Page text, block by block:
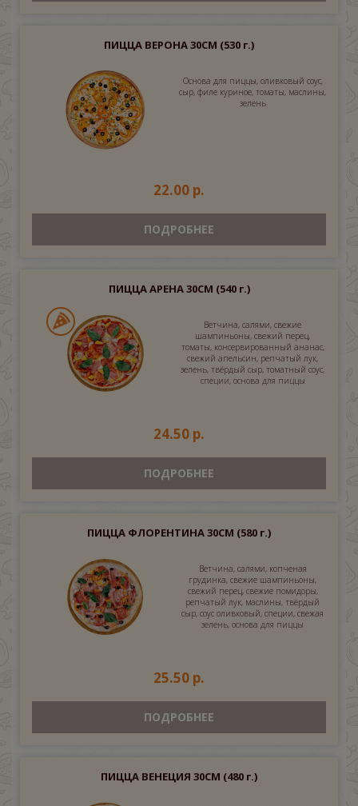
ПИЦЦА ВЕРОНА 30СМ (530 г.)
Основа для пиццы, оливковый соус,
сыр, филе куриное, томаты, маслины,
зелень
22.00 р.
ПОДРОБНЕЕ
ПИЦЦА АРЕНА 30СМ (540 г.)
Ветчина, салями, свежие
шампиньоны, свежий перец,
томаты, консервированный ананас,
свежий апельсин, репчатый лук,
зелень, твёрдый сыр, томатный соус,
специи, основа для пиццы
24.50 р.
ПОДРОБНЕЕ
ПИЦЦА ФЛОРЕНТИНА 30СМ (580 г.)
Ветчина, салями, копченая
грудинка, свежие шампиньоны,
свежий перец, свежие помидоры,
репчатый лук, маслины, твёрдый
сыр, соус оливковый, специи, свежая
зелень, основа для пиццы
25.50 р.
ПОДРОБНЕЕ
ПИЦЦА ВЕНЕЦИЯ 30СМ (480 г.)